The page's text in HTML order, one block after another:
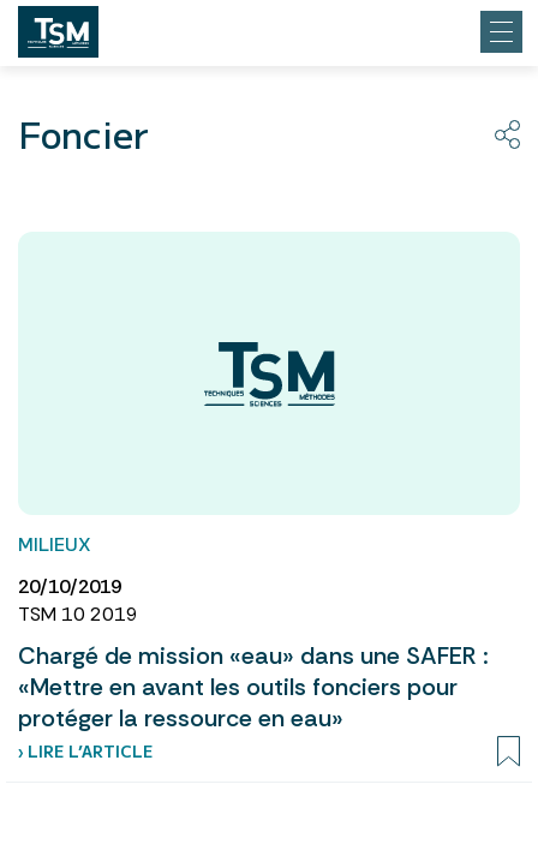
Foncier
MILIEUX
20/10/2019
TSM 10 2019
Chargé de mission «eau» dans une SAFER :
«Mettre en avant les outils fonciers pour
protéger la ressource en eau»
› LIRE L’ARTICLE